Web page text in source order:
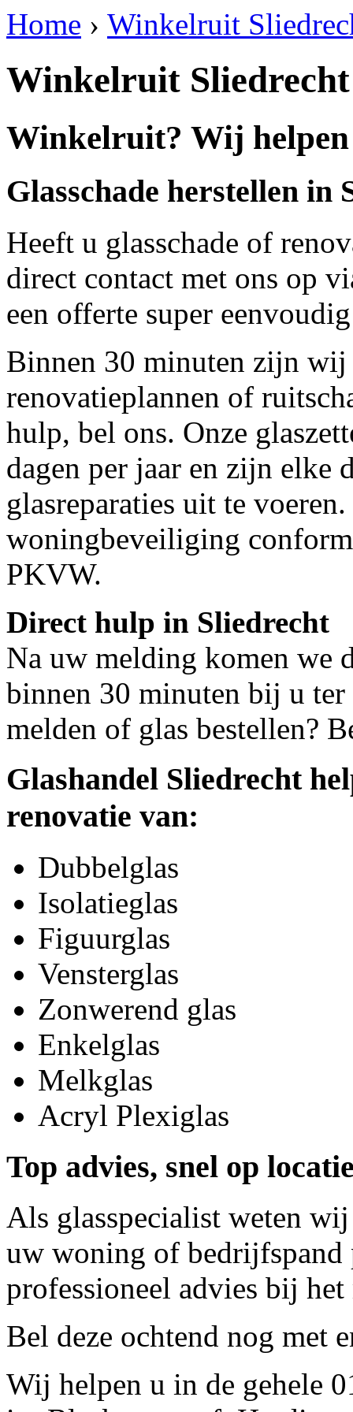
Home › Winkelruit
Winkelruit Sliedrecht
Winkelruit? Wij
Glasschade herstellen in
Heeft u glasschade of
direct contact met ons op
een offerte super
Binnen 30 minuten zijn wij
renovatieplannen of
hulp, bel ons. Onze
dagen per jaar en zijn elke
glasreparaties uit te
woningbeveiliging
PKVW.
Direct hulp in Sliedrecht
Na uw melding komen we
binnen 30 minuten bij u ter
melden of glas bestellen?
Glashandel Sliedrecht
renovatie van:
Dubbelglas
Isolatieglas
Figuurglas
Vensterglas
Zonwerend glas
Enkelglas
Melkglas
Acryl Plexiglas
Top advies, snel op
Als glasspecialist weten
uw woning of bedrijfspand
professioneel advies bij
Bel deze ochtend nog met
Wij helpen u in de gehele